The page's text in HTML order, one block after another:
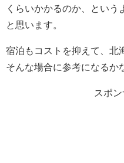
くらいかかるのか、という
と思います。
宿泊もコストを抑えて、北
そんな場合に参考になるか
スポ